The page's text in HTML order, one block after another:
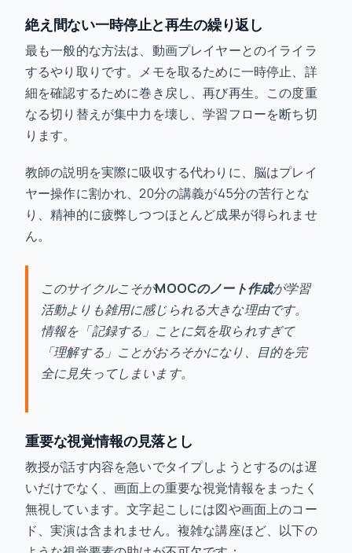
絶え間ない一時停止と再生の繰り返し
最も一般的な方法は、動画プレイヤーとのイライラ
するやり取りです。メモを取るために一時停止、詳
細を確認するために巻き戻し、再び再生。この度重
なる切り替えが集中力を壊し、学習フローを断ち切
ります。
教師の説明を実際に吸収する代わりに、脳はプレイ
ヤー操作に割かれ、20分の講義が45分の苦行とな
り、精神的に疲弊しつつほとんど成果が得られませ
ん。
このサイクルこそがMOOCのノート作成が学習
活動よりも雑用に感じられる大きな理由です。
情報を「記録する」ことに気を取られすぎて
「理解する」ことがおろそかになり、目的を完
全に見失ってしまいます。
重要な視覚情報の見落とし
教授が話す内容を急いでタイプしようとするのは遅
いだけでなく、画面上の重要な視覚情報をまったく
無視しています。文字起こしには図や画面上のコー
ド、実演は含まれません。複雑な講座ほど、以下の